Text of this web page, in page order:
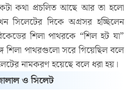
কথা প্রচলিত আছে আর তা হলো
সিলেটের দিকে অগ্রসর হচ্ছিলেন
শিলা পাথরকে “শিল হট যা”
শিলা পাথরগুলো সরে গিয়েছিল বলে
নামকরণ হয়েছে বলে ধরা হয়।
ও সিলেট